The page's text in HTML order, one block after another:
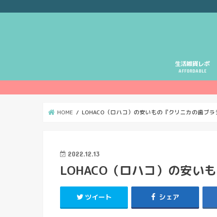
生活雑貨レポ
AFFORDABLE
HOME LOHACO（ロハコ）の安いもの『クリニカの歯ブラ
2022.12.13
LOHACO（ロハコ）の安い
ツイート シェア